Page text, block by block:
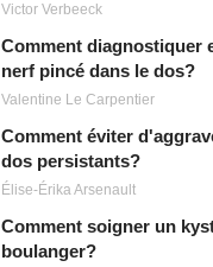
Victor Verbeeck
Comment diagnostiquer
nerf pincé dans le dos?
Valentine Le Carpentier
Comment éviter
dos persistants?
Élise-Érika Arsenault
Comment soigner un
boulanger?